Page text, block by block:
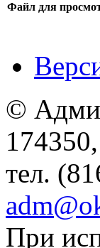
Файл для
©
тел.
При